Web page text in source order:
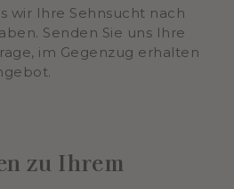
wir Ihre Sehnsucht nach
Senden Sie uns Ihre
im Gegenzug erhalten
zu Ihrem